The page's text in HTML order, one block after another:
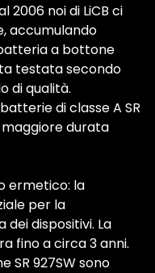
2006 noi di LiCB ci
accumulando
batteria a bottone
testata secondo
di qualità.
di classe A SR
maggiore durata
ermetico: la
per la
dei dispositivi. La
fino a circa 3 anni.
SR 927SW sono